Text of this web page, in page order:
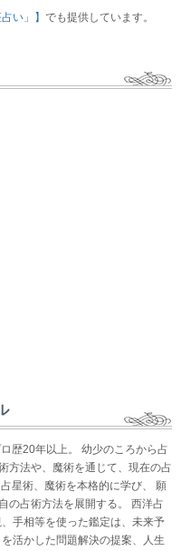
い」】 でも提供しています。
歴20年以上。 幼少のころから占
方法や、魔術を通じて、現在の占
星術、魔術を本格的に学び、 願
の占術方法を展開する。 西洋占
手相等を使った鑑定は、未来予
活かした問題解決の提案、人生